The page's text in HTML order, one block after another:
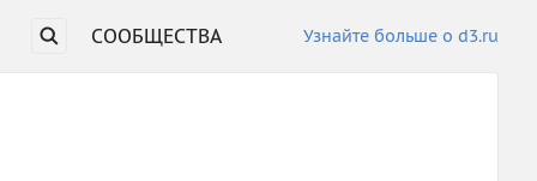
СООБЩЕСТВА Узнайте больше о d3.ru